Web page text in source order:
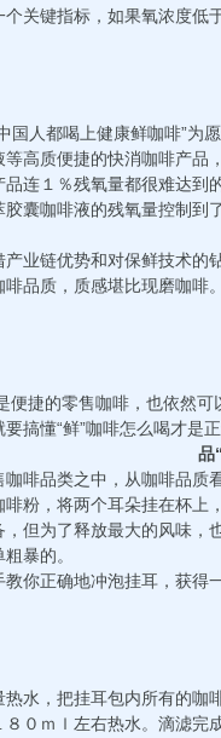
关键指标，如果氧浓度低
人都喝上健康鲜咖啡”为愿
高质便捷的快消咖啡产品
１％残氧量都很难达到
胶囊咖啡液的残氧量控制
链优势和对保鲜技术的
品质，质感堪比现磨咖啡。
的零售咖啡，也依然可
搞懂“鲜”咖啡怎么喝才是
品
品类之中，从咖啡品质
啡粉，将两个耳朵挂在杯上
，但为了释放最大的风味，
暴的。
正确地冲泡挂耳，获得一
，把挂耳包内所有的咖
８０ｍｌ左右热水。滴滤完